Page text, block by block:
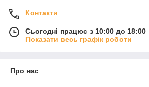
Контакти
Сьогодні працює з 10:00 до 18:00
Показати весь графік роботи
Про нас